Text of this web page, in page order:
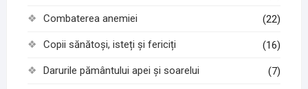
Combaterea anemiei (22)
Copii sănătoși, isteți și fericiți (16)
Darurile pământului apei și soarelui (7)